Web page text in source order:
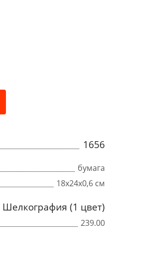
1656
бумага
18х24х0,6 см
Шелкография (1 цвет)
239.00